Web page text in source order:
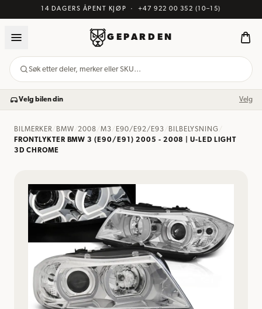
14 DAGERS ÅPENT KJØP · +47 922 00 352 (10–15)
GEPARDEN
Søk etter deler, merker eller SKU…
Velg bilen din Velg
BILMERKER/ BMW /2008 /M3 E90/E92/E93 BILBELYSNING
FRONTLYKTER BMW 3 (E90/E91) 2005 - 2008 | U-LED LIGHT
3D CHROME